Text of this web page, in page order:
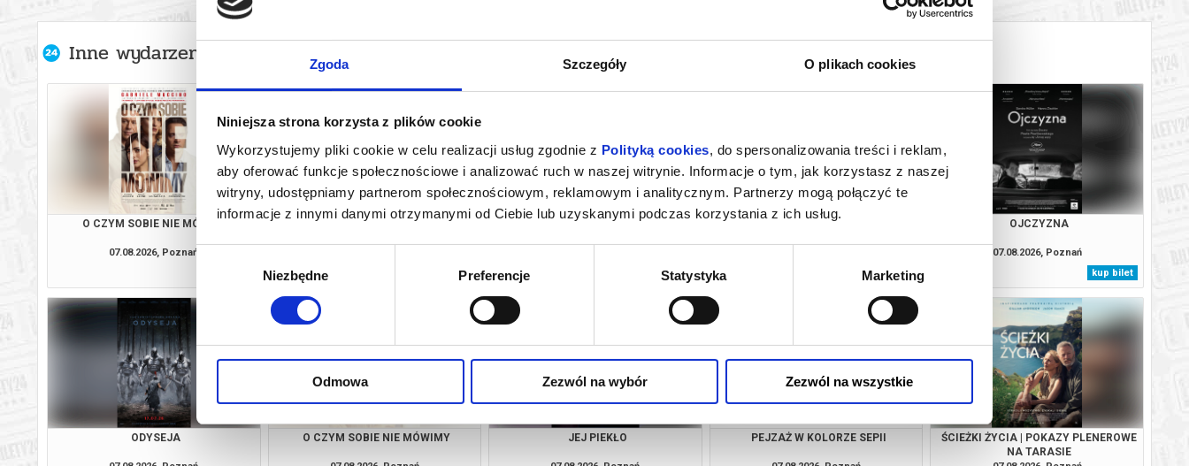
Zgoda Szczegóły O plikach cookies
Niniejsza strona korzysta z plików cookie
Wykorzystujemy pliki cookie w celu realizacji usług zgodnie z Polityką cookies, do spersonalizowania treści i reklam,
aby oferować funkcje społecznościowe i analizować ruch w naszej witrynie. Informacje o tym, jak korzystasz z naszej
witryny, udostępniamy partnerom społecznościowym, reklamowym i analitycznym. Partnerzy mogą połączyć te
informacje z innymi danymi otrzymanymi od Ciebie lub uzyskanymi podczas korzystania z ich usług.
Wybór
Niezbędne Preferencje Statystyka Marketing
Odmowa Zezwól na wybór Zezwól na wszystkie
Inne wydarzenia organizatora
O CZYM SOBIE NIE MÓWIMY
07.08.2026, Poznań
HOMO SAPIENS?
kup bilet
OSTATNI KONSJERŻ
kup bilet
HAMNET
kup bilet
OJCZYZNA
07.08.2026, Poznań
kup bilet
ODYSEJA O CZYM SOBIE NIE MÓWIMY JEJ PIEKŁO PEJZAŻ W KOLORZE SEPII
ŚCIEŻKI ŻYCIA | POKAZY PLENEROWE
NA TARASIE